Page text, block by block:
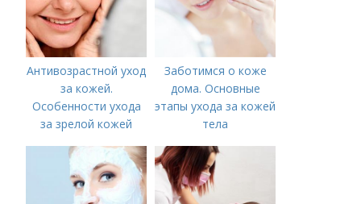
Антивозрастной уход
за кожей.
Особенности ухода
за зрелой кожей
Заботимся о коже
дома. Основные
этапы ухода за кожей
тела